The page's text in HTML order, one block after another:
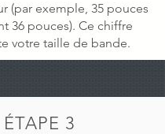
(par exemple, 35 pouces
36 pouces). Ce chiffre
votre taille de bande.
ÉTAPE 3